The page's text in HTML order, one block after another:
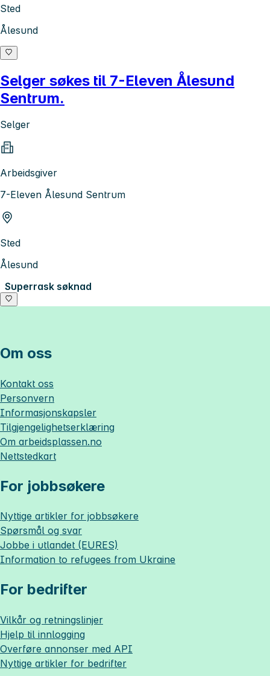
Sted
Ålesund
Selger søkes til 7-Eleven Ålesund
Sentrum.
Selger
Arbeidsgiver
7-Eleven Ålesund Sentrum
Sted
Ålesund
Superrask søknad
Om oss
Kontakt oss
Personvern
Informasjonskapsler
Tilgjengelighetserklæring
Om arbeidsplassen.no
Nettstedkart
For jobbsøkere
Nyttige artikler for jobbsøkere
Spørsmål og svar
Jobbe i utlandet (EURES)
Information to refugees from Ukraine
For bedrifter
Vilkår og retningslinjer
Hjelp til innlogging
Overføre annonser med API
Nyttige artikler for bedrifter